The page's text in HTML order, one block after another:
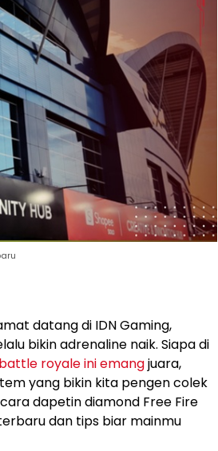
datang di IDN Gaming,
bikin adrenaline naik. Siapa di
royale ini emangjuara,
yang bikin kita pengen colek
dapetin diamond Free Fire
dan tips biar mainmu